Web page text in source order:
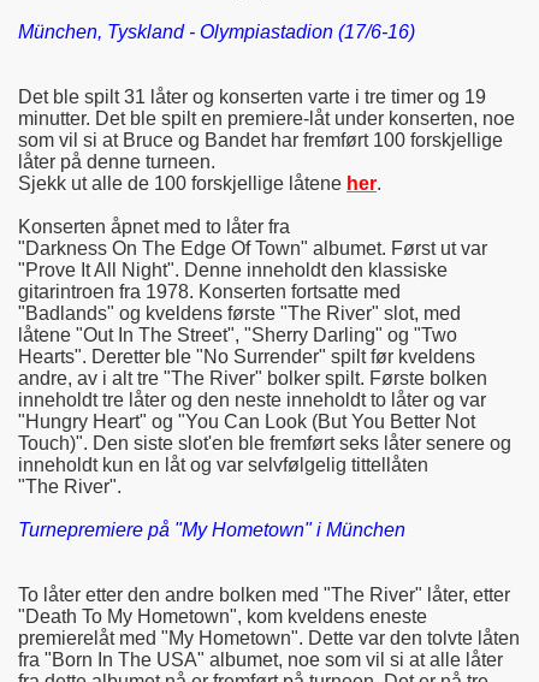
München, Tyskland - Olympiastadion (17/6-16)
Det ble spilt 31 låter og konserten varte i tre timer og 19
minutter. Det ble spilt en premiere-låt under konserten, noe
som vil si at Bruce og Bandet har fremført 100 forskjellige
låter på denne turneen.
Sjekk ut alle de 100 forskjellige låtene her.
Konserten åpnet med to låter fra
"Darkness On The Edge Of Town" albumet. Først ut var
"Prove It All Night". Denne inneholdt den klassiske
gitarintroen fra 1978. Konserten fortsatte med
"Badlands" og kveldens første "The River" slot, med
låtene "Out In The Street", "Sherry Darling" og "Two
Hearts". Deretter ble "No Surrender" spilt før kveldens
andre, av i alt tre "The River" bolker spilt. Første bolken
inneholdt tre låter og den neste inneholdt to låter og var
"Hungry Heart" og "You Can Look (But You Better Not
Touch)". Den siste slot'en ble fremført seks låter senere og
inneholdt kun en låt og var selvfølgelig tittellåten
"The River".
Turnepremiere på "My Hometown" i München
To låter etter den andre bolken med "The River" låter, etter
"Death To My Hometown", kom kveldens eneste
premierelåt med "My Hometown". Dette var den tolvte låten
fra "Born In The USA" albumet, noe som vil si at alle låter